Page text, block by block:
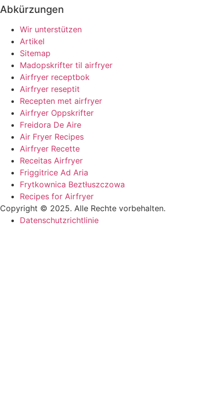
Abkürzungen
Wir unterstützen
Artikel
Sitemap
Madopskrifter til airfryer
Airfryer receptbok
Airfryer reseptit
Recepten met airfryer
Airfryer Oppskrifter
Freidora De Aire
Air Fryer Recipes
Airfryer Recette
Receitas Airfryer
Friggitrice Ad Aria
Frytkownica Beztłuszczowa
Recipes for Airfryer
Copyright © 2025. Alle Rechte vorbehalten.
Datenschutzrichtlinie